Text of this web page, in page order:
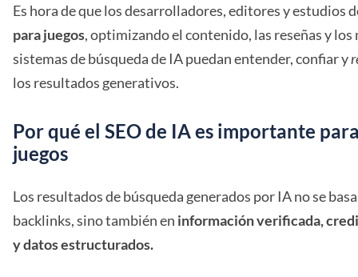
Es hora de que los desarrolladores, editores y estudios
para juegos, optimizando el contenido, las reseñas y
sistemas de búsqueda de IA puedan entender, confiar y
los resultados generativos.
Por qué el SEO de IA es importante
juegos
Los resultados de búsqueda generados por IA no se
backlinks, sino también en información verificada,
y datos estructurados.